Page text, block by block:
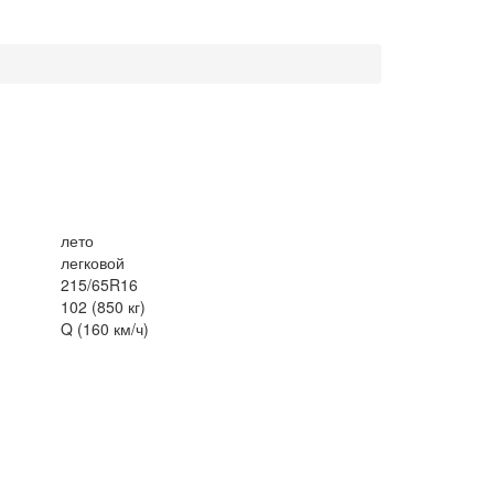
лето
легковой
215/65R16
102 (850 кг)
Q (160 км/ч)